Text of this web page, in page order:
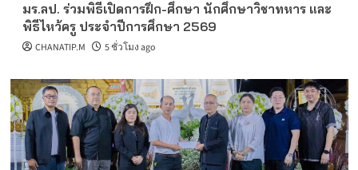
มร.ลป. ร่วมพิธีเปิดการฝึก-ศึกษา นักศึกษาวิชาทหาร และ
พิธีไหว้ครู ประจำปีการศึกษา 2569
CHANATIP.M 5 ชั่วโมง ago